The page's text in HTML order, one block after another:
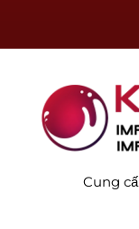
Cung